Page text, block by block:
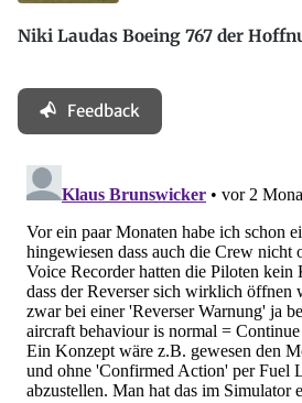
Niki Laudas Boeing 767 der
Feedback